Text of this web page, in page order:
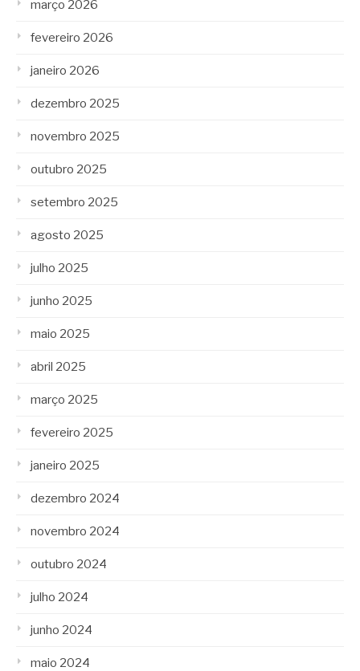
março 2026
fevereiro 2026
janeiro 2026
dezembro 2025
novembro 2025
outubro 2025
setembro 2025
agosto 2025
julho 2025
junho 2025
maio 2025
abril 2025
março 2025
fevereiro 2025
janeiro 2025
dezembro 2024
novembro 2024
outubro 2024
julho 2024
junho 2024
maio 2024